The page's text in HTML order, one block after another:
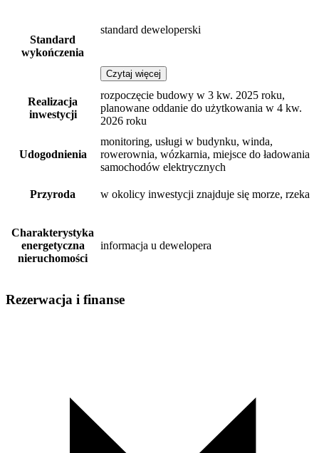
Standard
wykończenia
standard deweloperski
Czytaj więcej
Realizacja
inwestycji
rozpoczęcie budowy w 3 kw. 2025 roku,
planowane oddanie do użytkowania w 4 kw.
2026 roku
Udogodnienia
monitoring, usługi w budynku, winda,
rowerownia, wózkarnia, miejsce do ładowania
samochodów elektrycznych
Przyroda w okolicy inwestycji znajduje się morze, rzeka
Charakterystyka
energetyczna
nieruchomości
informacja u dewelopera
Rezerwacja i finanse